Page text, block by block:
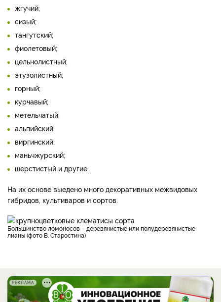
жгучий;
сизый;
тангутский;
фиолетовый;
цельнолистный;
этузолистный;
горный;
курчавый;
метельчатый;
альпийский;
виргинский;
маньчжурский;
шерстистый и другие.
На их основе выедено много декоративных межвидовых
гибридов, культиваров и сортов.
Большинство ломоносов – деревянистые или полудеревянистые
лианы (фото В. Старостина)
РЕКЛАМА